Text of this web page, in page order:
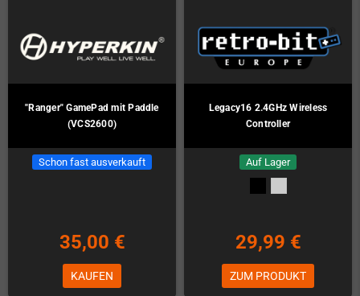
"Ranger" GamePad mit Paddle
(VCS2600)
Schon fast ausverkauft
35,00 €
KAUFEN
Legacy16 2.4GHz Wireless
Controller
Auf Lager
29,99 €
ZUM PRODUKT